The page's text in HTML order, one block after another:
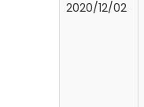
2020/12/02